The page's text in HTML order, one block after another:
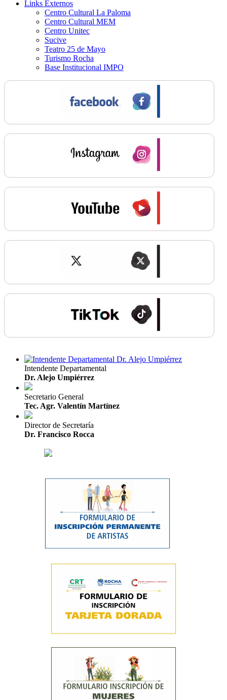
Links Externos
Centro Cultural La Paloma
Centro Cultural MEM
Centro Unitec
Sucive
Teatro 25 de Mayo
Turismo Rocha
Base Institucional IMPO
Intendente Departamental
Dr. Alejo Umpiérrez
Secretario General
Tec. Agr. Valentín Martínez
Director de Secretaría
Dr. Francisco Rocca